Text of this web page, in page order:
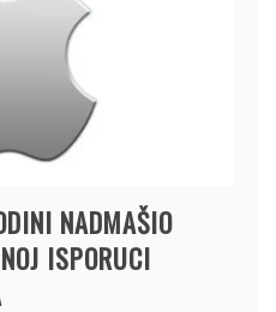
NADMAŠIO
ISPORUCI